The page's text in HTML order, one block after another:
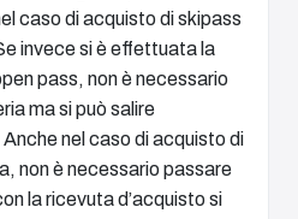
caso di acquisto di skipass
invece si è effettuata la
pass, non è necessario
ma si può salire
nel caso di acquisto di
non è necessario passare
la ricevuta d’acquisto si